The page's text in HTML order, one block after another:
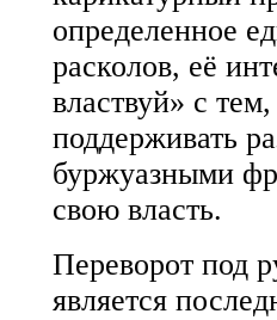
определенное
расколов, её
властвуй» с
поддерживать
буржуазными
свою власть.
Переворот под
является